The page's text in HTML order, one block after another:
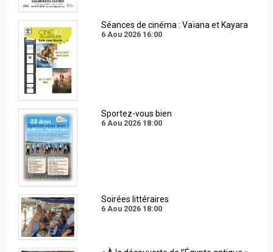
Séances de cinéma : Vaïana et Kayara
6 Aou 2026 16:00
Sportez-vous bien
6 Aou 2026 18:00
Soirées littéraires
6 Aou 2026 18:00